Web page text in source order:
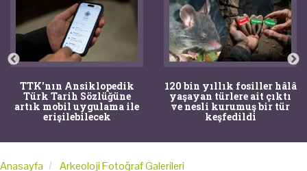
TTK'nın Ansiklopedik
Türk Tarih Sözlüğüne
artık mobil uygulama ile
erişilebilecek
120 bin yıllık fosiller hâlâ
yaşayan türlere ait çıktı
ve nesli kurumuş bir tür
keşfedildi
Anasayfa Arkeoloji Fotoğraf Galerileri